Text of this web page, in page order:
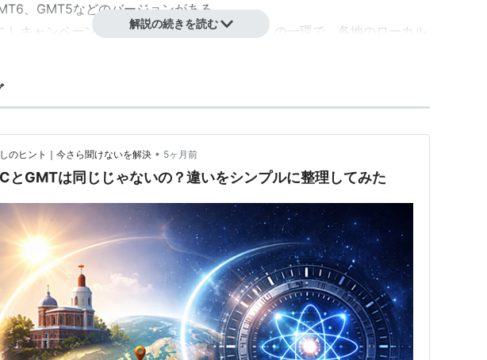
、 GMT5などのバージョンがある。
しキャンペーン「全国『あまちゃん』マップ」の一環で、各地のローカル
LLC。
：
解説の続きを読む
のヒント｜今さら聞けないを解決 • 5ヶ月前
とGMTは同じじゃないの？違いをシンプルに整理してみた